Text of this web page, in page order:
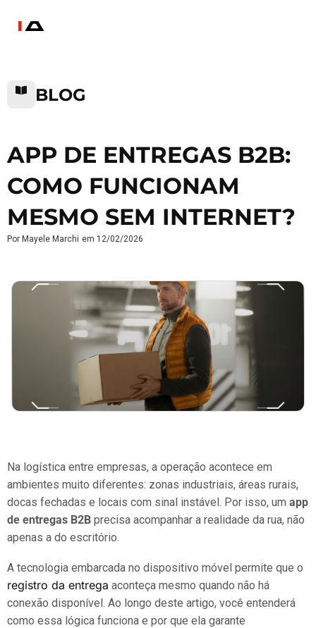
BLOG
APP DE ENTREGAS B2B:
COMO FUNCIONAM
MESMO SEM INTERNET?
Por Mayele Marchi em 12/02/2026
Na logística entre empresas, a operação acontece em
ambientes muito diferentes: zonas industriais, áreas rurais,
docas fechadas e locais com sinal instável. Por isso, um app
de entregas B2B precisa acompanhar a realidade da rua, não
apenas a do escritório.
A tecnologia embarcada no dispositivo móvel permite que o
registro da entrega aconteça mesmo quando não há
conexão disponível. Ao longo deste artigo, você entenderá
como essa lógica funciona e por que ela garante